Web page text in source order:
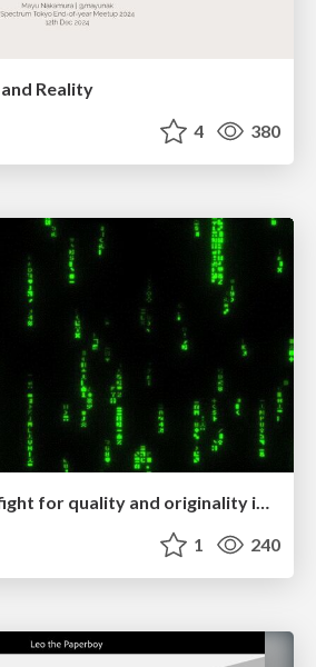
Reality
4 380
Game over? The fight for quality and originality in the time of robots
1 240